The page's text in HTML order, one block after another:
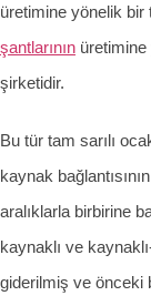
üretimine yönelik bir
şantlarının üretimine
şirketidir.
Bu tür tam sarılı
kaynak
aralıklarla birbirine
kaynaklı ve
giderilmiş ve önceki